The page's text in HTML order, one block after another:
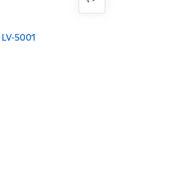
5001